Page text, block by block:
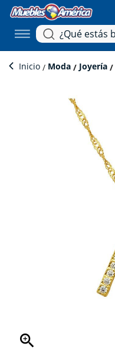
Inicio Moda Joyería
zoom_in